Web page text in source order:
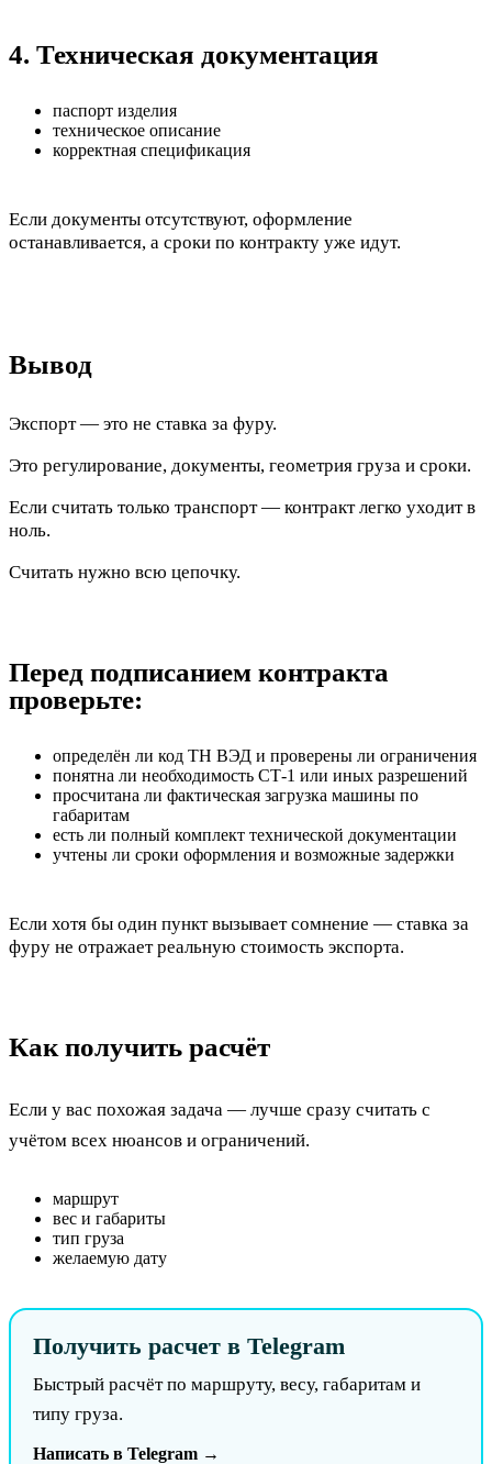
4. Техническая документация
паспорт изделия
техническое описание
корректная спецификация
Если документы отсутствуют, оформление
останавливается, а сроки по контракту уже идут.
Вывод
Экспорт — это не ставка за фуру.
Это регулирование, документы, геометрия груза и сроки.
Если считать только транспорт — контракт легко уходит в
ноль.
Считать нужно всю цепочку.
Перед подписанием контракта
проверьте:
определён ли код ТН ВЭД и проверены ли ограничения
понятна ли необходимость СТ-1 или иных разрешений
просчитана ли фактическая загрузка машины по
габаритам
есть ли полный комплект технической документации
учтены ли сроки оформления и возможные задержки
Если хотя бы один пункт вызывает сомнение — ставка за
фуру не отражает реальную стоимость экспорта.
Как получить расчёт
Если у вас похожая задача — лучше сразу считать с
учётом всех нюансов и ограничений.
маршрут
вес и габариты
тип груза
желаемую дату
Получить расчет в Telegram
Быстрый расчёт по маршруту, весу, габаритам и
типу груза.
Написать в Telegram →